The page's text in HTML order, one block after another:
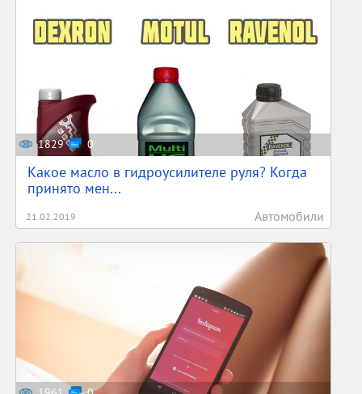
1829 0
Какое масло в гидроусилителе руля? Когда
принято мен...
21.02.2019 Автомобили